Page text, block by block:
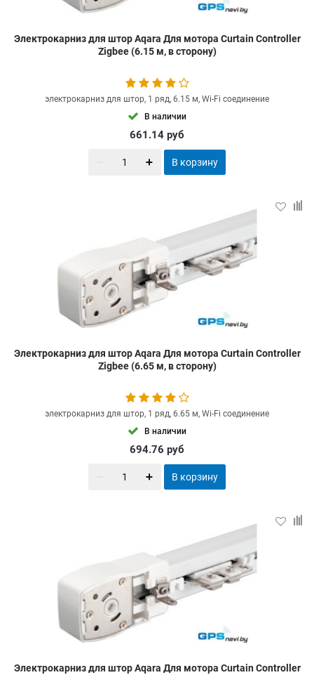
Электрокарниз для штор Aqara Для мотора Curtain Controller
Zigbee (6.15 м, в сторону)
электрокарниз для штор, 1 ряд, 6.15 м, Wi-Fi соединение
В наличии
661.14 руб
В корзину
Электрокарниз для штор Aqara Для мотора Curtain Controller
Zigbee (6.65 м, в сторону)
электрокарниз для штор, 1 ряд, 6.65 м, Wi-Fi соединение
В наличии
694.76 руб
В корзину
Электрокарниз для штор Aqara Для мотора Curtain Controller